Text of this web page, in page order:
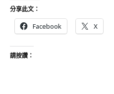
分享此文：
Facebook X
請按讚：